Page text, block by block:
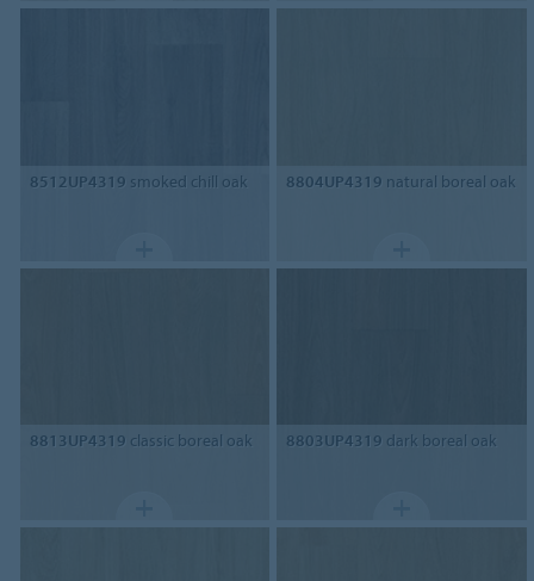
8512UP4319 smoked chill oak 8804UP4319 natural boreal oak
8813UP4319 classic boreal oak 8803UP4319 dark boreal oak